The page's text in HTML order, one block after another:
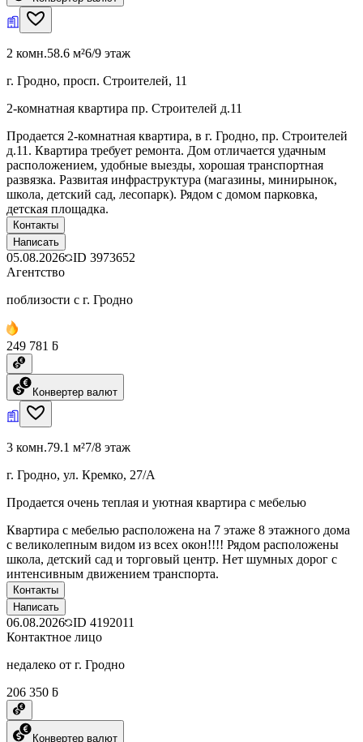
2 комн.58.6 м²6/9 этаж
г. Гродно, просп. Строителей, 11
2-комнатная квартира пр. Строителей д.11
Продается 2-комнатная квартира, в г. Гродно, пр. Строителей
д.11. Квартира требует ремонта. Дом отличается удачным
расположением, удобные выезды, хорошая транспортная
развязка. Развитая инфраструктура (магазины, минирынок,
школа, детский сад, лесопарк). Рядом с домом парковка,
детская площадка.
Контакты
Написать
05.08.2026 ID 3973652
Агентство
поблизости с г. Гродно
249 781 ƃ
Конвертер валют
3 комн.79.1 м²7/8 этаж
г. Гродно, ул. Кремко, 27/А
Продается очень теплая и уютная квартира с мебелью
Квартира с мебелью расположена на 7 этаже 8 этажного дома
с великолепным видом из всех окон!!!! Рядом расположены
школа, детский сад и торговый центр. Нет шумных дорог с
интенсивным движением транспорта.
Контакты
Написать
06.08.2026 ID 4192011
Контактное лицо
недалеко от г. Гродно
206 350 ƃ
Конвертер валют